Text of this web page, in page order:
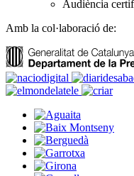
Audiència
Amb la col·laboració de: